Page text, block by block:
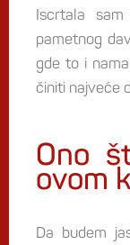
Iscrtala sam
pametnog
gde to i
činiti najveće
Ono
ovom
Da budem